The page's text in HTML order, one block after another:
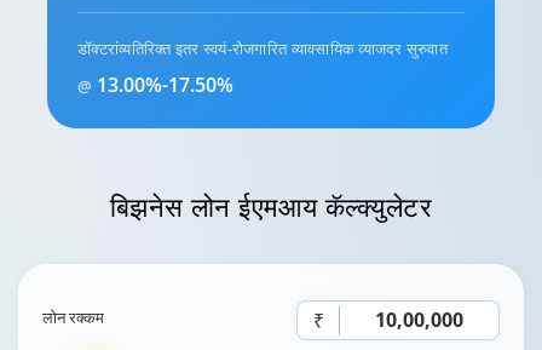
डॉक्टरांव्यतिरिक्त इतर स्वयं-रोजगारित व्यावसायिक व्याजदर सुरुवात
@ 13.00%-17.50%
बिझनेस लोनईएमआय कॅल्क्युलेटर
लोन रक्कम ₹